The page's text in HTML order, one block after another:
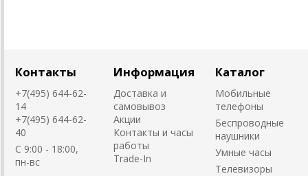
Контакты
+7(495) 644-62-
14
+7(495) 644-62-
40
C 9:00 - 18:00,
пн-вс
Информация
Доставка и
самовывоз
Акции
Контакты и часы
работы
Trade-In
Каталог
Мобильные
телефоны
Беспроводные
наушники
Умные часы
Телевизоры